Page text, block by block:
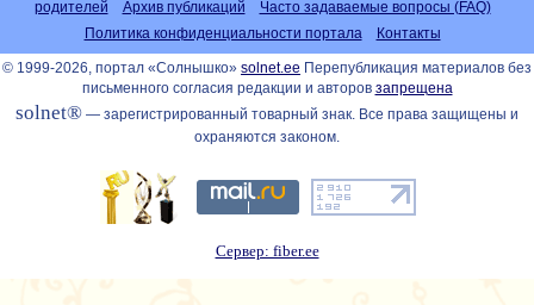
родителей
Архив публикаций
Часто задаваемые вопросы (FAQ)
Политика конфиденциальности портала
Контакты
© 1999-2026, портал «Солнышко» solnet.ee Перепубликация материалов без
письменного согласия редакции и авторов запрещена
solnet® — зарегистрированный товарный знак. Все права защищены и
охраняются законом.
Сервер: fiber.ee